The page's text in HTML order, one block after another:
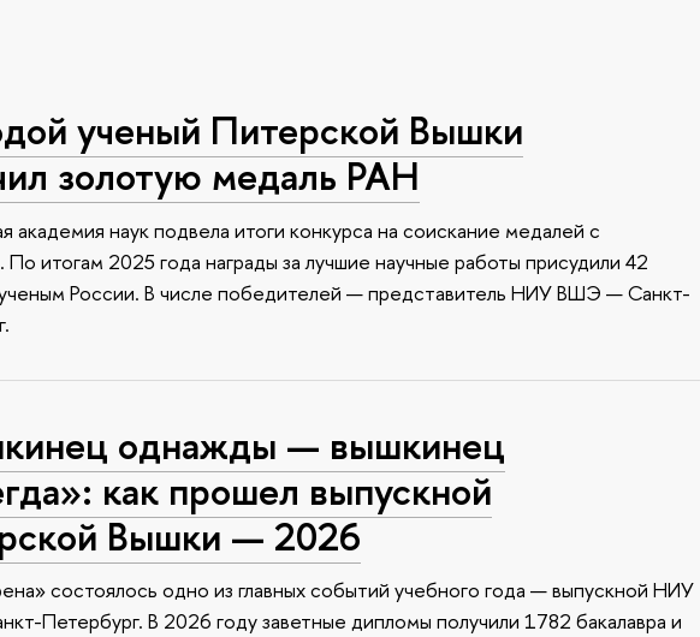
ученый Питерской Вышки
золотую медаль РАН
академия наук подвела итоги конкурса на соискание медалей с
итогам 2025 года награды за лучшие научные работы присудили 42
России. В числе победителей — представитель НИУ ВШЭ — Санкт-
однажды — вышкинец
как прошел выпускной
Вышки — 2026
состоялось одно из главных событий учебного года — выпускной НИУ
Петербург. В 2026 году заветные дипломы получили 1782 бакалавра и